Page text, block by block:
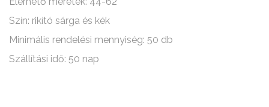
Szín: rikító sárga és kék
Minimális rendelési mennyiség: 50 db
Szállítási idő: 50 nap